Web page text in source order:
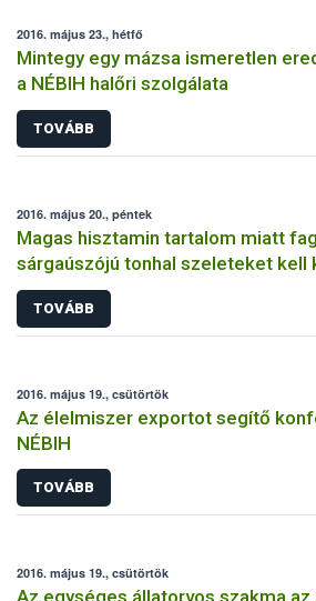
2016. május 23., hétfő
Mintegy egy mázsa ismeretlen
a NÉBIH halőri szolgálata
TOVÁBB
2016. május 20., péntek
Magas hisztamin tartalom miatt
sárgaúszójú tonhal szeleteket kell
forgalomból
TOVÁBB
2016. május 19., csütörtök
Az élelmiszer exportot segítő
NÉBIH
TOVÁBB
2016. május 19., csütörtök